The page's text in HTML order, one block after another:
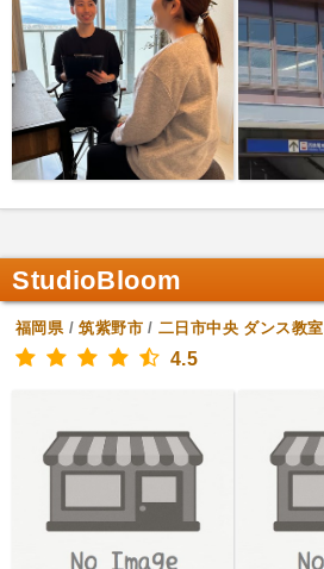
StudioBloom
福岡県/筑紫野市/二日市中央 ダンス教室
4.5